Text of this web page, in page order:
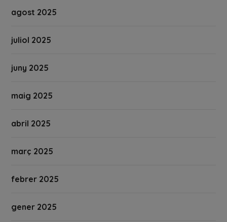
agost 2025
juliol 2025
juny 2025
maig 2025
abril 2025
març 2025
febrer 2025
gener 2025